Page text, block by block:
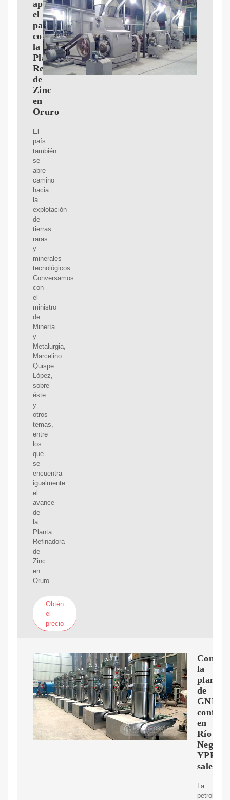
apura
el
paso
con
la
Planta
Refinadora
de
Zinc
en
Oruro
El
país
también
se
abre
camino
hacia
la
explotación
de
tierras
raras
y
minerales
tecnológicos.
Conversamos
con
el
ministro
de
Minería
y
Metalurgia,
Marcelino
Quispe
López,
sobre
éste
y
otros
temas,
entre
los
que
se
encuentra
igualmente
el
avance
de
la
Planta
Refinadora
de
Zinc
en
Oruro.
Obtén
el
precio
Con
la
planta
de
GNL
en
Río
Negro,
YPF
sale
La
petrolera